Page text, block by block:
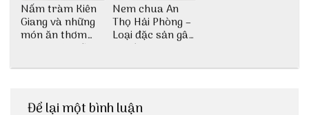
Nấm tràm Kiên
Giang và những
món ăn thơm
ngon khó cưỡng
Nem chua An
Thọ Hải Phòng –
Loại đặc sản gây
nghiện
Để lại một bình luận